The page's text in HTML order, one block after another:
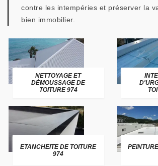
contre les intempéries et préserver la
bien immobilier.
NETTOYAGE ET
DÉMOUSSAGE DE
TOITURE 974
ETANCHEITE DE TOITURE
974